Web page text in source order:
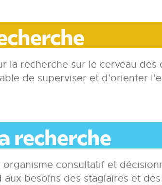
la recherche sur le cerveau
de superviser et d’orienter
recherche
consultatif et
besoins des stagiaires et